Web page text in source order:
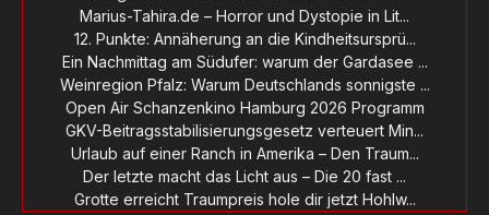
Marius-Tahira.de – Horror und Dystopie in Lit...
12. Punkte: Annäherung an die Kindheitsursprü...
Ein Nachmittag am Südufer: warum der Gardasee ...
Weinregion Pfalz: Warum Deutschlands sonnigste ...
Open Air Schanzenkino Hamburg 2026 Programm
GKV-Beitragsstabilisierungsgesetz verteuert Min...
Urlaub auf einer Ranch in Amerika – Den Traum...
Der letzte macht das Licht aus – Die 20 fast ...
Grotte erreicht Traumpreis hole dir jetzt Hohlw...